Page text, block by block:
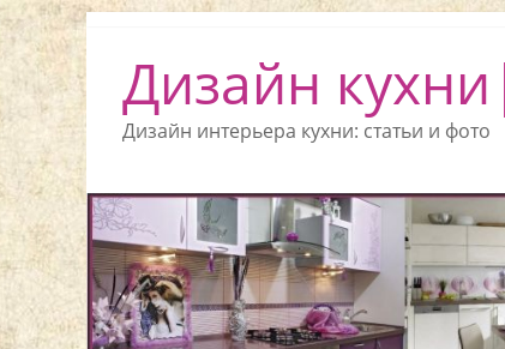
Дизайн
Дизайн интерьера кухни: статьи и фото